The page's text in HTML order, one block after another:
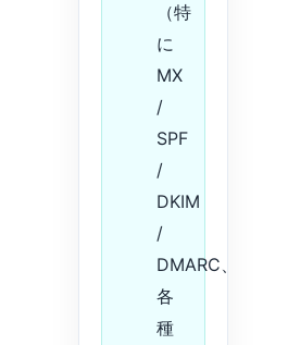
（特
に
MX
/
SPF
/
DKIM
/
DMARC、
各
種